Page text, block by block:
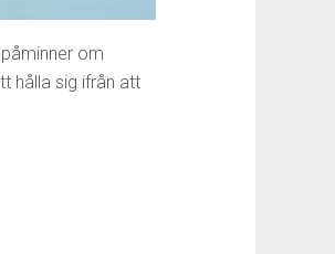
om
hålla sig ifrån att